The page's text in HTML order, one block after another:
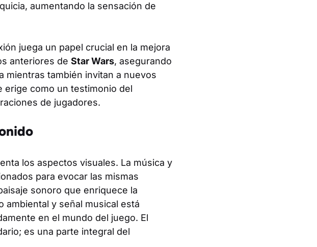
aumentando la sensación de
juega un papel crucial en la mejora
anteriores de Star Wars, asegurando
mientras también invitan a nuevos
erige como un testimonio del
de jugadores.
los aspectos visuales. La música y
para evocar las mismas
sonoro que enriquece la
ambiental y señal musical está
en el mundo del juego. El
es una parte integral del